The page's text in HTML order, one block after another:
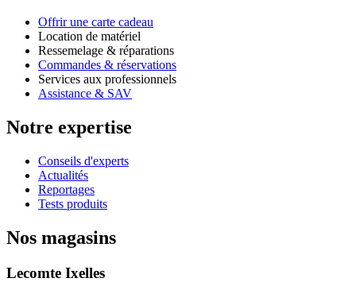
Offrir une carte cadeau
Location de matériel
Ressemelage & réparations
Commandes & réservations
Services aux professionnels
Assistance & SAV
Notre expertise
Conseils d'experts
Actualités
Reportages
Tests produits
Nos magasins
Lecomte Ixelles